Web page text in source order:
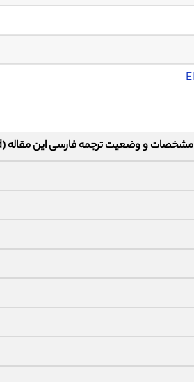
مشخصات و وضعیت ترجمه فارسی این مقاله (Word)